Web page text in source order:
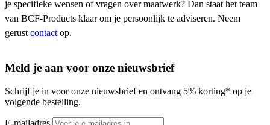
je specifieke wensen of vragen over maatwerk? Dan staat het team
van BCF-Products klaar om je persoonlijk te adviseren. Neem
gerust contact op.
Meld je aan voor onze nieuwsbrief
Schrijf je in voor onze nieuwsbrief en ontvang 5% korting* op je
volgende bestelling.
E-mailadres